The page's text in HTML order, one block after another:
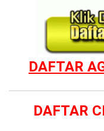
DAFTAR
DAFTAR